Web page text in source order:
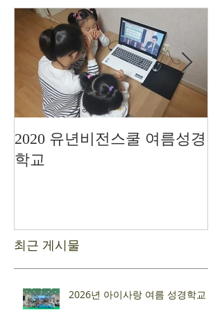
2020 유년비전스쿨 여름성경
학교
최근 게시물
2026년 아이사랑 여름 성경학교